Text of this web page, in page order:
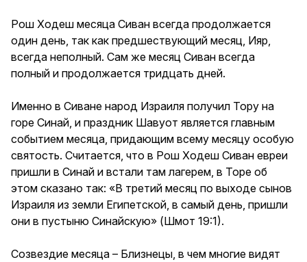
Рош Ходеш месяца Сиван всегда продолжается
один день, так как предшествующий месяц, Ияр,
всегда неполный. Сам же месяц Сиван всегда
полный и продолжается тридцать дней.
Именно в Сиване народ Израиля получил Тору на
горе Синай, и праздник Шавуот является главным
событием месяца, придающим всему месяцу особую
святость. Считается, что в Рош Ходеш Сиван евреи
пришли в Синай и встали там лагерем, в Торе об
этом сказано так: «В третий месяц по выходе сынов
Израиля из земли Египетской, в самый день, пришли
они в пустыню Синайскую» (Шмот 19:1).
Созвездие месяца – Близнецы, в чем многие видят